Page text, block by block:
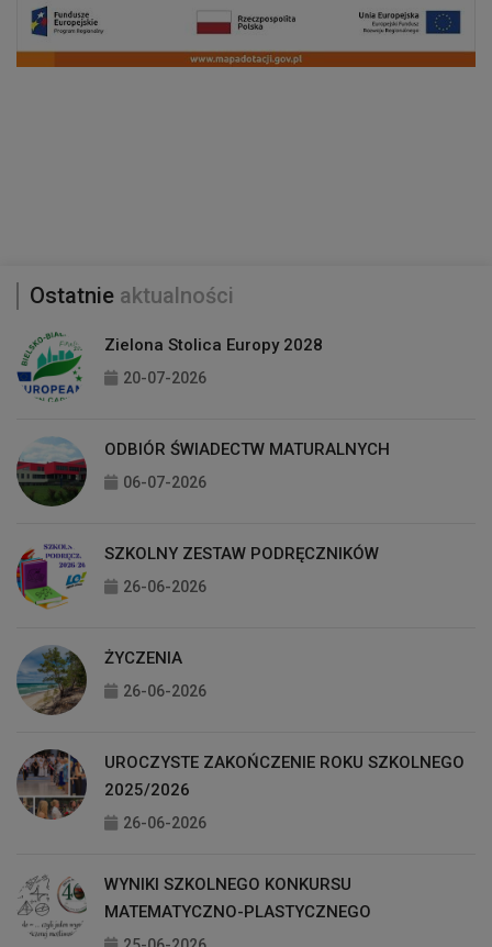
Ostatnie aktualności
Zielona Stolica Europy 2028
20-07-2026
ODBIÓR ŚWIADECTW MATURALNYCH
06-07-2026
SZKOLNY ZESTAW PODRĘCZNIKÓW
26-06-2026
ŻYCZENIA
26-06-2026
UROCZYSTE ZAKOŃCZENIE ROKU SZKOLNEGO
2025/2026
26-06-2026
WYNIKI SZKOLNEGO KONKURSU
MATEMATYCZNO-PLASTYCZNEGO